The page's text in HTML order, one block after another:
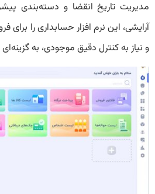
مدیریت تاریخ انقضا و دسته‌بندی
آرایشی، این نرم‌ افزار حسابداری را برای
و نیاز به کنترل دقیق موجودی، به